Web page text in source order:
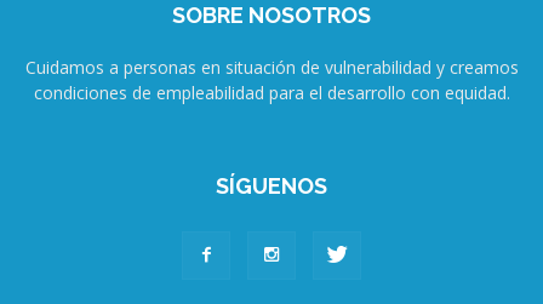
SOBRE NOSOTROS
Cuidamos a personas en situación de vulnerabilidad y creamos
condiciones de empleabilidad para el desarrollo con equidad.
SÍGUENOS